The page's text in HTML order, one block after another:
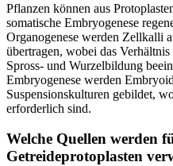
Pflanzen können aus
somatische Embryogenese
Organogenese werden Zellkalli
übertragen, wobei das
Spross- und Wurzelbildung
Embryogenese werden
Suspensionskulturen gebildet,
erforderlich sind.
Welche Quellen werden
Getreideprotoplasten